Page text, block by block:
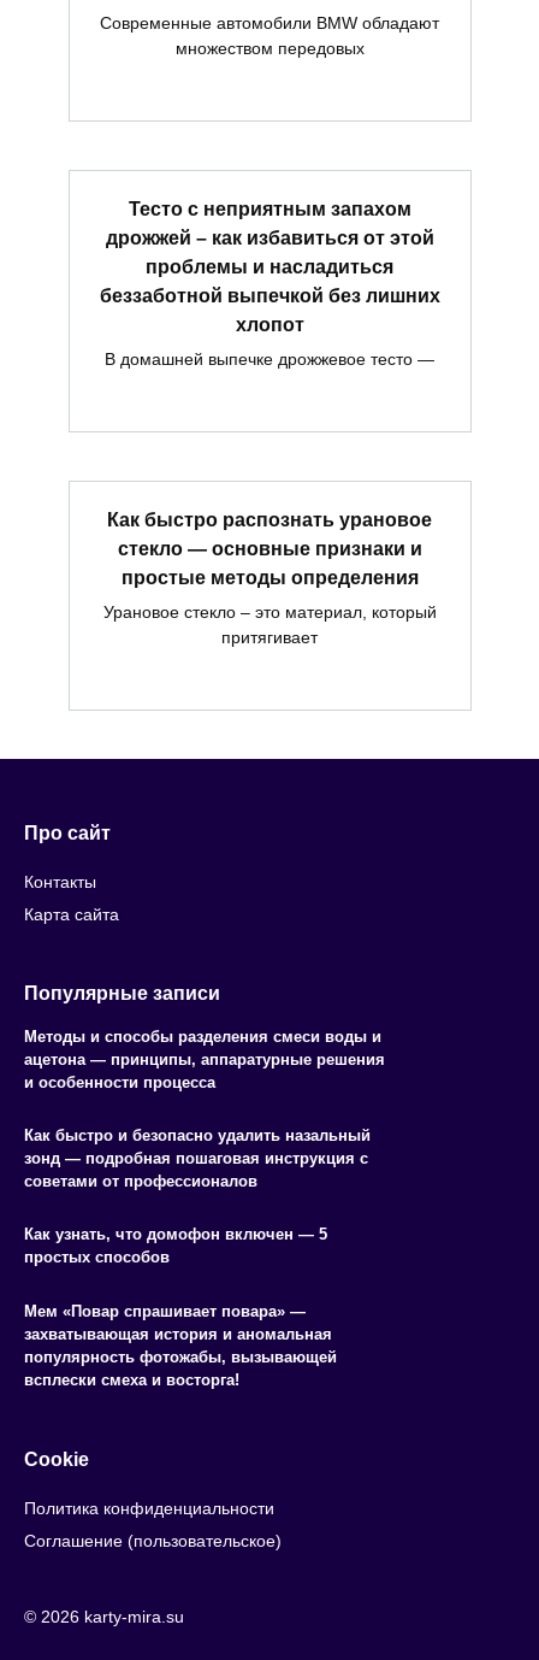
Современные автомобили BMW обладают
множеством передовых
Тесто с неприятным запахом
дрожжей – как избавиться от этой
проблемы и насладиться
беззаботной выпечкой без лишних
хлопот
В домашней выпечке дрожжевое тесто —
Как быстро распознать урановое
стекло — основные признаки и
простые методы определения
Урановое стекло – это материал, который
притягивает
Про сайт
Контакты
Карта сайта
Популярные записи
Методы и способы разделения смеси воды и
ацетона — принципы, аппаратурные решения
и особенности процесса
Как быстро и безопасно удалить назальный
зонд — подробная пошаговая инструкция с
советами от профессионалов
Как узнать, что домофон включен — 5
простых способов
Мем «Повар спрашивает повара» —
захватывающая история и аномальная
популярность фотожабы, вызывающей
всплески смеха и восторга!
Cookie
Политика конфиденциальности
Соглашение (пользовательское)
© 2026 karty-mira.su